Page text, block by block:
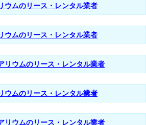
ウムのリース・レンタル業者
ウムのリース・レンタル業者
リウムのリース・レンタル業者
ウムのリース・レンタル業者
リウムのリース・レンタル業者